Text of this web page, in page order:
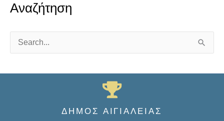
Αναζήτηση
a
ΔΗΜΟΣ ΑΙΓΙΑΛΕΙΑΣ